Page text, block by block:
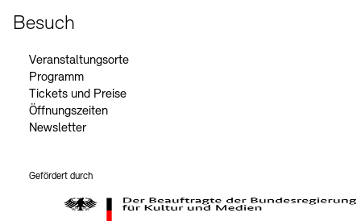
Besuch
Veranstaltungsorte
Programm
Tickets und Preise
Öffnungszeiten
Newsletter
Gefördert durch